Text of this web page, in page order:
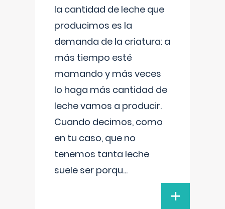
la cantidad de leche que
producimos es la
demanda de la criatura: a
más tiempo esté
mamando y más veces
lo haga más cantidad de
leche vamos a producir.
Cuando decimos, como
en tu caso, que no
tenemos tanta leche
suele ser porqu...
+